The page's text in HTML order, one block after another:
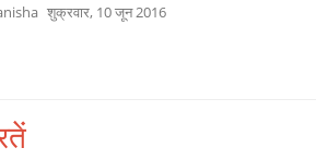
शुक्रवार, 10 जून 2016